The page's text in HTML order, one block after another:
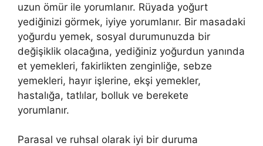
uzun ömür ile yorumlanır. Rüyada yoğurt
yediğinizi görmek, iyiye yorumlanır. Bir masadaki
yoğurdu yemek, sosyal durumunuzda bir
değişiklik olacağına, yediğiniz yoğurdun yanında
et yemekleri, fakirlikten zenginliğe, sebze
yemekleri, hayır işlerine, ekşi yemekler,
hastalığa, tatlılar, bolluk ve berekete
yorumlanır.
Parasal ve ruhsal olarak iyi bir duruma